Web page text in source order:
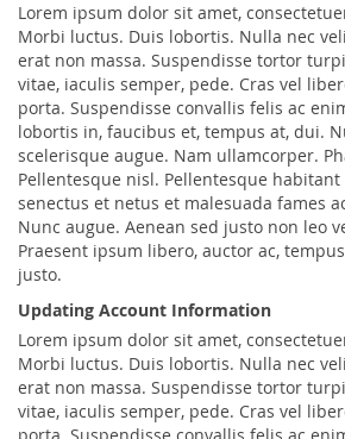
Lorem ipsum dolor sit amet,
Morbi luctus. Duis lobortis. Nulla nec
erat non massa. Suspendisse tortor
vitae, iaculis semper, pede. Cras vel
porta. Suspendisse convallis felis ac
lobortis in, faucibus et, tempus at, dui.
scelerisque augue. Nam ullamcorper.
Pellentesque nisl. Pellentesque
senectus et netus et malesuada fames
Nunc augue. Aenean sed justo non leo
Praesent ipsum libero, auctor ac,
justo.
Updating Account Information
Lorem ipsum dolor sit amet,
Morbi luctus. Duis lobortis. Nulla nec
erat non massa. Suspendisse tortor
vitae, iaculis semper, pede. Cras vel